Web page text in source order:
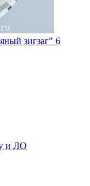
зигзаг" 6
и ЛО